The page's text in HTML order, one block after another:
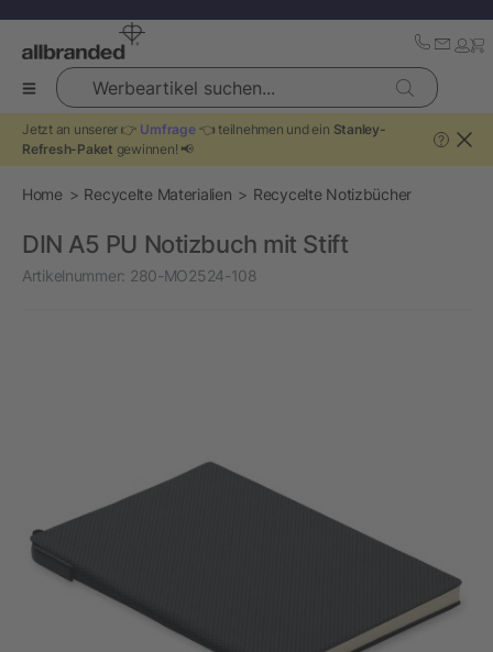
Werbeartikel suchen...
Jetzt an unserer 👉 Umfrage👈 teilnehmen und ein Stanley-
Refresh-Paket gewinnen! 📢
?
Home Recycelte Materialien Recycelte Notizbücher
DIN A5 PU Notizbuch mit Stift
Artikelnummer: 280-MO2524-108